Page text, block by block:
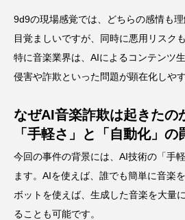
9d9の現場感覚では、どちらの感情も
目覚ましいですが、同時に悪用リスク
特に音楽業界は、AIによるコンテンツ
侵害や詐欺といった問題が顕在化しや
なぜAI音楽詐欺は起きたの
「手軽さ」と「自動化」の
今回の事件の背景には、AI技術の「手
ます。AIを使えば、誰でも簡単に音楽
ボットを使えば、生成した音楽を大量
ることも可能です。